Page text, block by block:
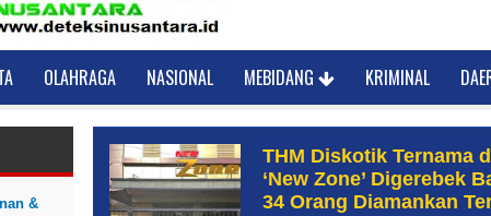
OLAHRAGA NASIONAL MEBIDANG KRIMINAL
&
THM Diskotik Ternama
‘New Zone’ Digerebek
34 Orang Diamankan